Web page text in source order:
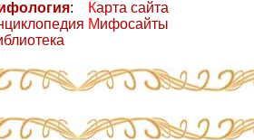
:
Карта сайта
Мифосайты